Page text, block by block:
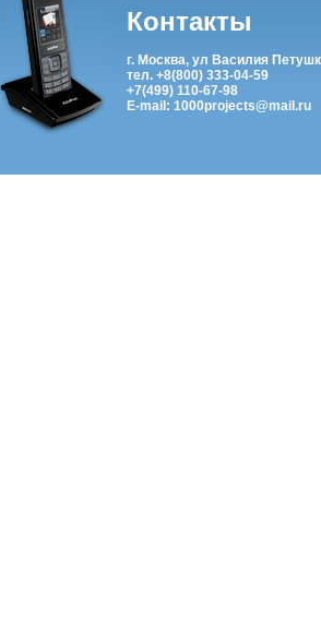
Контакты
г. Москва, ул Василия
тел. +8(800) 333-04-59
+7(499) 110-67-98
E-mail: 1000projects@mail.ru